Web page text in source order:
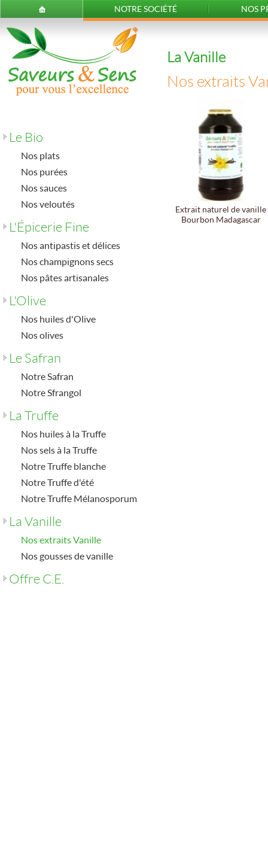
NOTRE SOCIÉTÉ NOS
Le Bio
Nos plats
Nos purées
Nos sauces
Nos veloutés
L'Épicerie Fine
Nos antipastis et délices
Nos champignons secs
Nos pâtes artisanales
L'Olive
Nos huiles d'Olive
Nos olives
Le Safran
Notre Safran
Notre Sfrangol
La Truffe
Nos huiles à la Truffe
Nos sels à la Truffe
Notre Truffe blanche
Notre Truffe d'été
Notre Truffe Mélanosporum
La Vanille
Nos extraits Vanille
Nos gousses de vanille
Offre C.E.
La Vanille
Nos extraits
Extrait naturel de vanille
Bourbon Madagascar